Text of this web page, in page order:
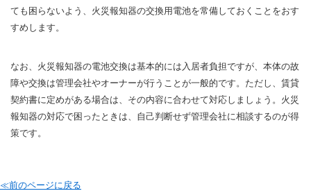
ても困らないよう、火災報知器の交換用電池を常備しておくことをおす
すめします。
なお、火災報知器の電池交換は基本的には入居者負担ですが、本体の故
障や交換は管理会社やオーナーが行うことが一般的です。ただし、賃貸
契約書に定めがある場合は、その内容に合わせて対応しましょう。火災
報知器の対応で困ったときは、自己判断せず管理会社に相談するのが得
策です。
≪前のページに戻る